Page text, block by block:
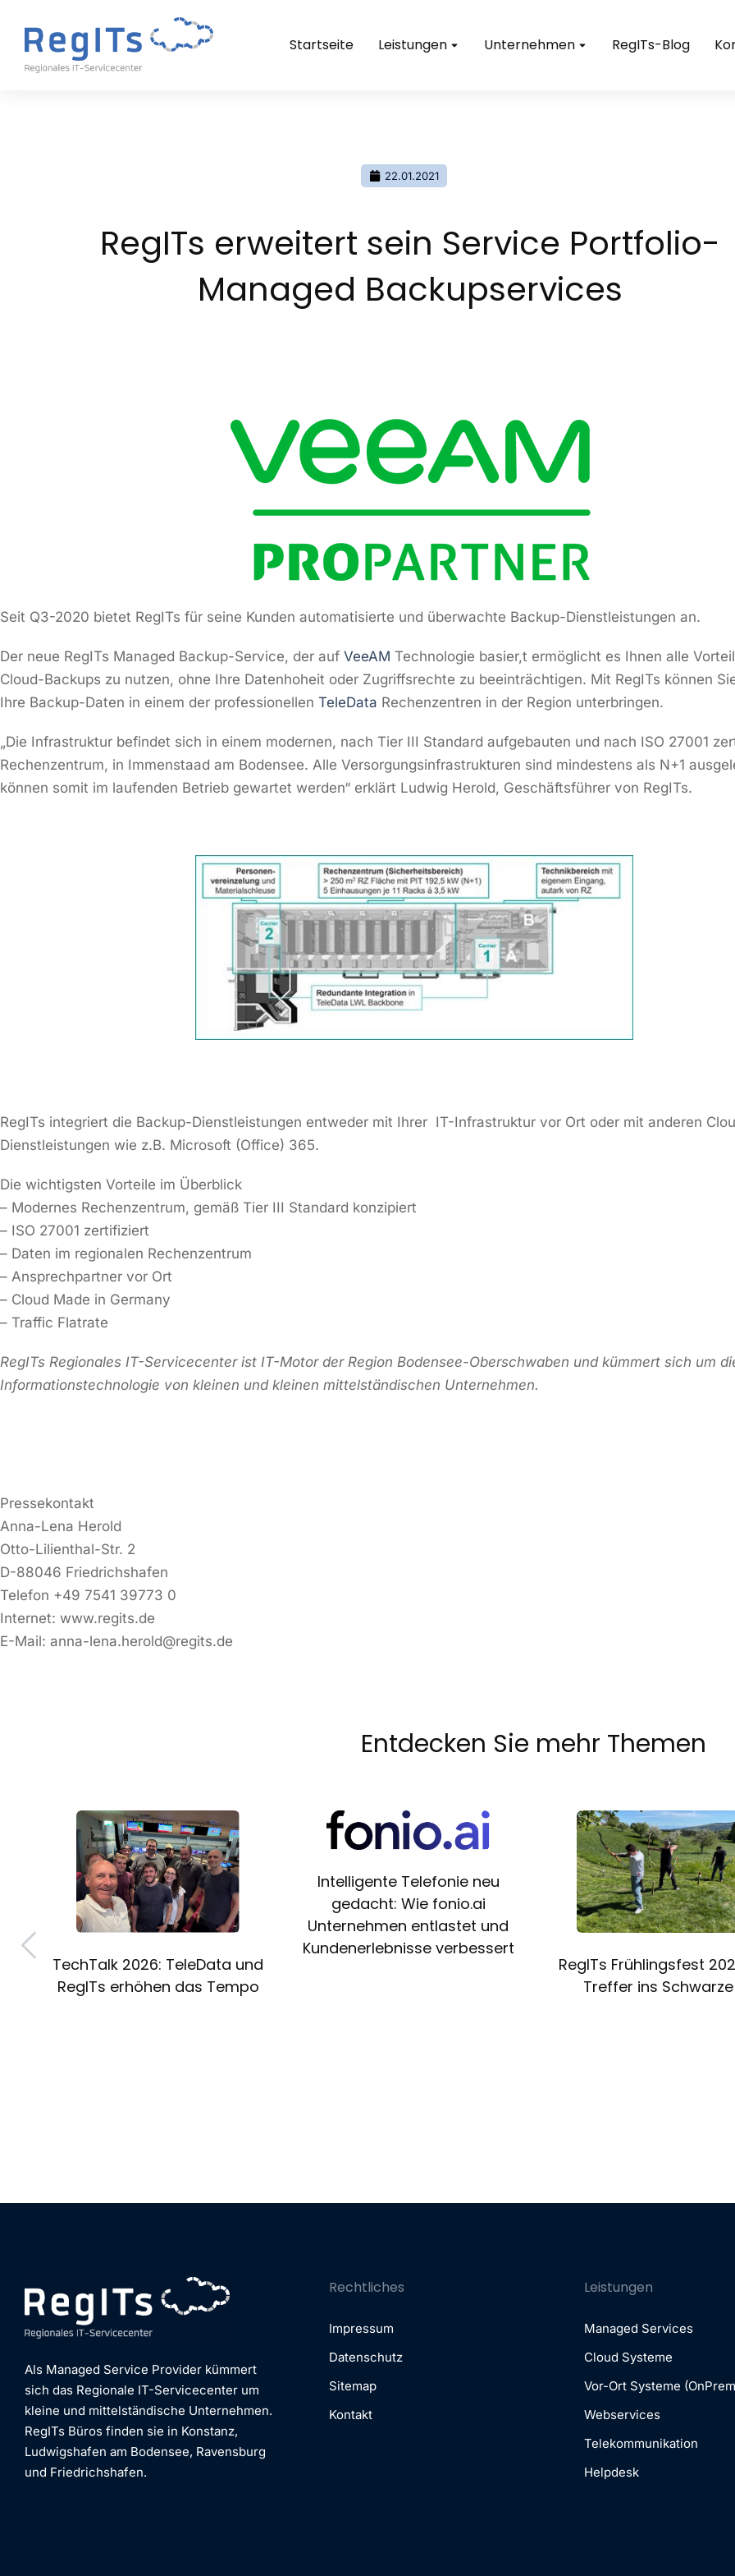
Startseite Leistungen Unternehmen RegITs-Blog
22.01.2021
RegITs erweitert sein Service Portfolio-
Managed Backupservices
Seit Q3-2020 bietet RegITs für seine Kunden automatisierte und überwachte Backup-Dienstleistungen an.
Der neue RegITs Managed Backup-Service, der auf VeeAM Technologie basier,t ermöglicht es Ihnen alle
Cloud-Backups zu nutzen, ohne Ihre Datenhoheit oder Zugriffsrechte zu beeinträchtigen. Mit RegITs können
Ihre Backup-Daten in einem der professionellen TeleData Rechenzentren in der Region unterbringen.
„Die Infrastruktur befindet sich in einem modernen, nach Tier III Standard aufgebauten und nach ISO 27001
Rechenzentrum, in Immenstaad am Bodensee. Alle Versorgungsinfrastrukturen sind mindestens als N+1
können somit im laufenden Betrieb gewartet werden“ erklärt Ludwig Herold, Geschäftsführer von RegITs.
RegITs integriert die Backup-Dienstleistungen entweder mit Ihrer IT-Infrastruktur vor Ort oder mit anderen
Dienstleistungen wie z.B. Microsoft (Office) 365.
Die wichtigsten Vorteile im Überblick
– Modernes Rechenzentrum, gemäß Tier III Standard konzipiert
– ISO 27001 zertifiziert
– Daten im regionalen Rechenzentrum
– Ansprechpartner vor Ort
– Cloud Made in Germany
– Traffic Flatrate
RegITs Regionales IT-Servicecenter ist IT-Motor der Region Bodensee-Oberschwaben und kümmert sich um
Informationstechnologie von kleinen und kleinen mittelständischen Unternehmen.
Pressekontakt
Anna-Lena Herold
Otto-Lilienthal-Str. 2
D-88046 Friedrichshafen
Telefon +49 7541 39773 0
Internet: www.regits.de
E-Mail: anna-lena.herold@regits.de
Entdecken Sie mehr Themen
TechTalk 2026: TeleData und
RegITs erhöhen das Tempo
Intelligente Telefonie neu
gedacht: Wie fonio.ai
Unternehmen entlastet und
Kundenerlebnisse verbessert
RegITs Frühlingsfest
Treffer ins Schwarze
Als Managed Service Provider kümmert
sich das Regionale IT-Servicecenter um
kleine und mittelständische Unternehmen.
RegITs Büros finden sie in Konstanz,
Ludwigshafen am Bodensee, Ravensburg
und Friedrichshafen.
Rechtliches
Impressum
Datenschutz
Sitemap
Kontakt
Leistungen
Managed Services
Cloud Systeme
Vor-Ort Systeme
Webservices
Telekommunikation
Helpdesk